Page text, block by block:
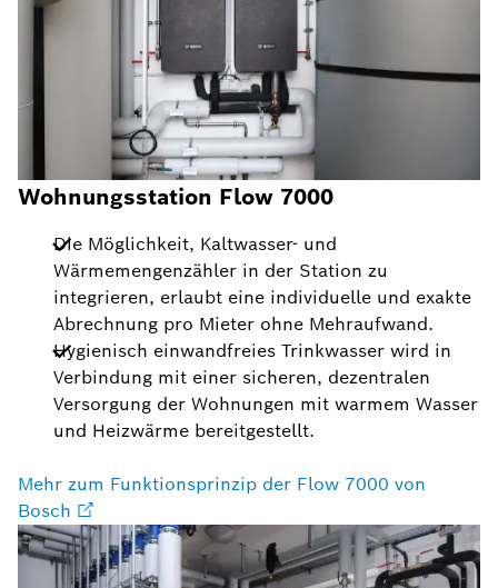
Wohnungsstation Flow 7000
Die Möglichkeit, Kaltwasser- und
Wärmemengenzähler in der Station zu
integrieren, erlaubt eine individuelle und exakte
Abrechnung pro Mieter ohne Mehraufwand.
Hygienisch einwandfreies Trinkwasser wird in
Verbindung mit einer sicheren, dezentralen
Versorgung der Wohnungen mit warmem Wasser
und Heizwärme bereitgestellt.
Mehr zum Funktionsprinzip der Flow 7000 von
Bosch